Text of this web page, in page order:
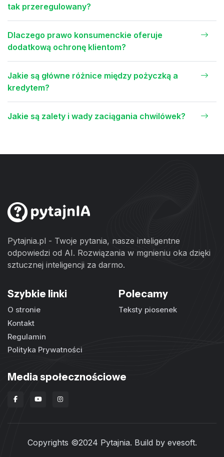
tak przeregulowany?
Dlaczego prawo konsumenckie oferuje
dodatkową ochronę klientom?
Jakie są główne różnice między pożyczką a
kredytem?
Jakie są zalety i wady zaciągania chwilówek?
Pytajnia.pl - Twoje pytania, nasze inteligentne
odpowiedzi od AI. Rozwiązania w mgnieniu oka dzięki
sztucznej inteligencji za darmo.
Szybkie linki
O stronie
Kontakt
Regulamin
Polityka Prywatności
Polecamy
Teksty piosenek
Media społecznościowe
Copyrights ©2024 Pytajnia. Build by evesoft.